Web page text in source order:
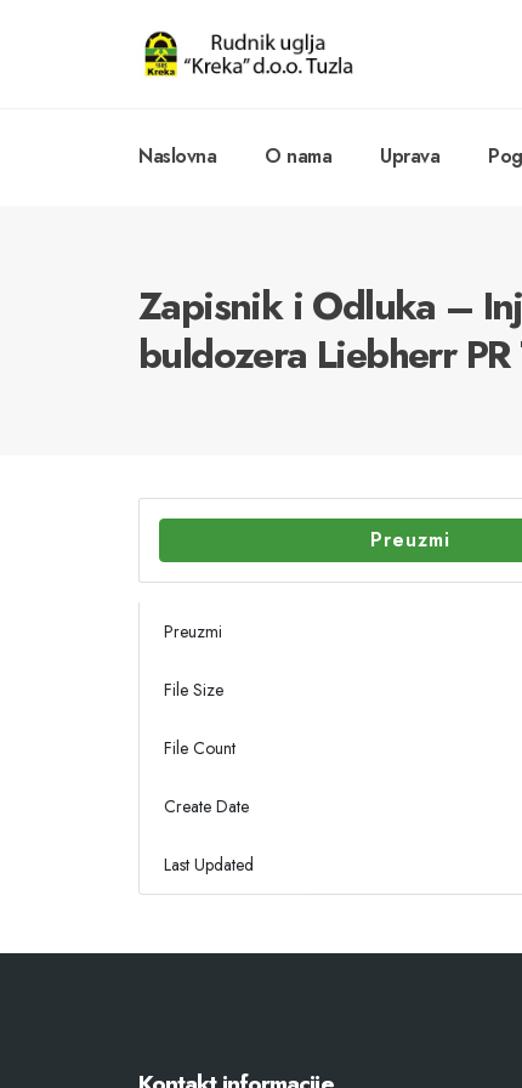
Naslovna O nama Uprava
Zapisnik i Odluka –
buldozera Liebherr
Preuzmi
Preuzmi
File Size
File Count
Create Date
Last Updated